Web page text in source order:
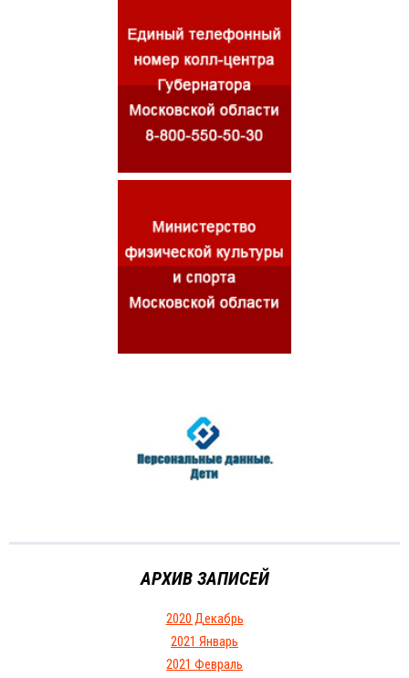
АРХИВ ЗАПИСЕЙ
2020 Декабрь
2021 Январь
2021 Февраль